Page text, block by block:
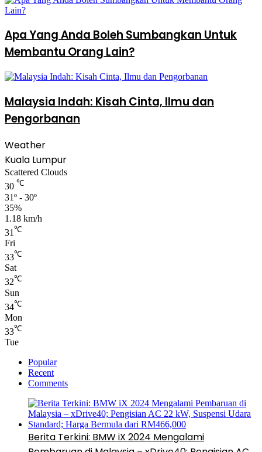
Apa Yang Anda Boleh Sumbangkan Untuk
Membantu Orang Lain?
Malaysia Indah: Kisah Cinta, Ilmu dan
Pengorbanan
Weather
Kuala Lumpur
Scattered Clouds
30 ℃
31º - 30º
35%
1.18 km/h
31 ℃
Fri
33℃
Sat
32℃
Sun
34℃
Mon
33℃
Tue
Popular
Recent
Comments
Berita Terkini: BMW iX 2024 Mengalami